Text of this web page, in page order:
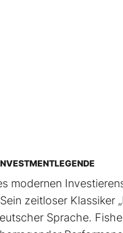
modernen
zeitloser Klassiker
Sprache.